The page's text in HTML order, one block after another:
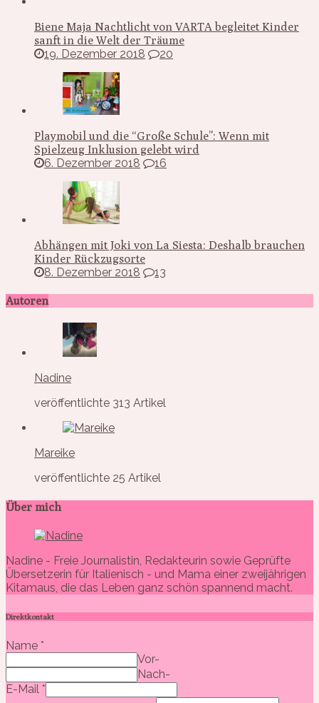
Biene Maja Nachtlicht von VARTA begleitet Kinder
sanft in die Welt der Träume
19. Dezember 2018
20
Playmobil und die “Große Schule”: Wenn mit
Spielzeug Inklusion gelebt wird
6. Dezember 2018
16
Abhängen mit Joki von La Siesta: Deshalb brauchen
Kinder Rückzugsorte
8. Dezember 2018
13
Autoren
Nadine
veröffentlichte 313 Artikel
Mareike
veröffentlichte 25 Artikel
Über mich
Nadine - Freie Journalistin, Redakteurin sowie Geprüfte
Übersetzerin für Italienisch - und Mama einer zweijährigen
Kitamaus, die das Leben ganz schön spannend macht.
Direktkontakt
Name *
Vor-
Nach-
E-Mail *